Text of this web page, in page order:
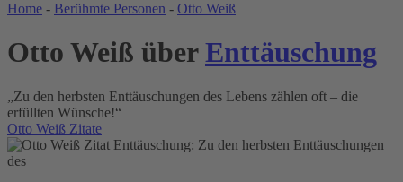
WELT DER ZITATE
Home - Berühmte Personen - Otto Weiß
Otto Weiß überEnttäuschung
„Zu den herbsten Enttäuschungen des Lebens zählen oft – die
erfüllten Wünsche!“
Otto Weiß Zitate